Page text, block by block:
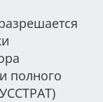
полного